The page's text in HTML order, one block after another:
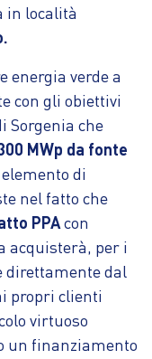
in località
energia verde a
con gli obiettivi
Sorgenia che
MWp da fonte
di
nel fatto che
PPAcon
acquisterà, per i
direttamente dal
propri clienti
virtuoso
un finanziamento